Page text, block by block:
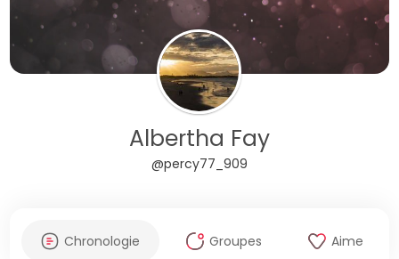
Albertha Fay
@percy77_909
Chronologie Groupes Aime